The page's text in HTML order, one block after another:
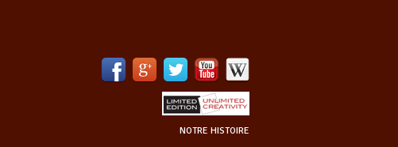
NOTRE HISTOIRE